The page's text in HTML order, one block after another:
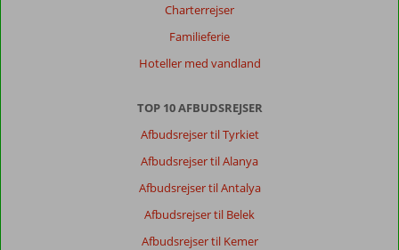
Charterrejser
Familieferie
Hoteller med vandland
TOP 10 AFBUDSREJSER
Afbudsrejser til Tyrkiet
Afbudsrejser til Alanya
Afbudsrejser til Antalya
Afbudsrejser til Belek
Afbudsrejser til Kemer